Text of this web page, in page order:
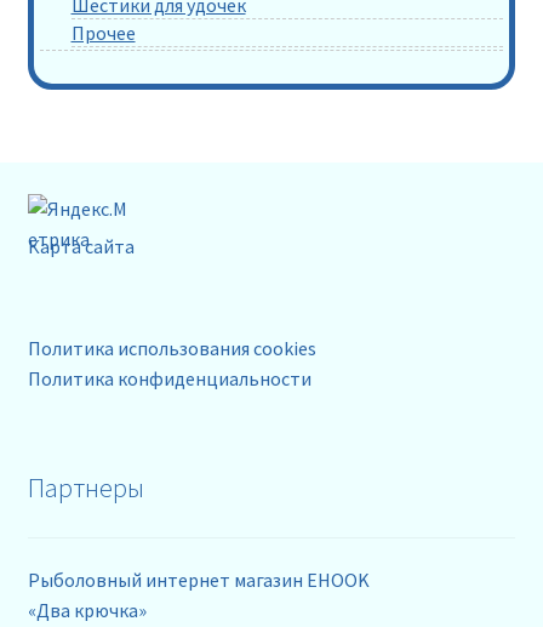
Прочее
Карта сайта
Политика использования cookies
Политика конфиденциальности
Партнеры
Рыболовный интернет магазин EHOOK
«Два крючка»